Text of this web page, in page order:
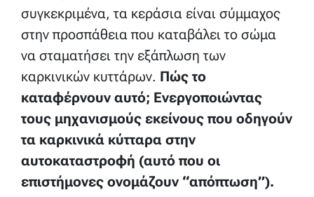
συγκεκριμένα, τα κεράσια είναι σύμμαχος
στην προσπάθεια που καταβάλει το σώμα
να σταματήσει την εξάπλωση των
καρκινικών κυττάρων. Πώς το
καταφέρνουν αυτό; Ενεργοποιώντας
τους μηχανισμούς εκείνους που οδηγούν
τα καρκινικά κύτταρα στην
αυτοκαταστροφή (αυτό που οι
επιστήμονες ονομάζουν “απόπτωση”).